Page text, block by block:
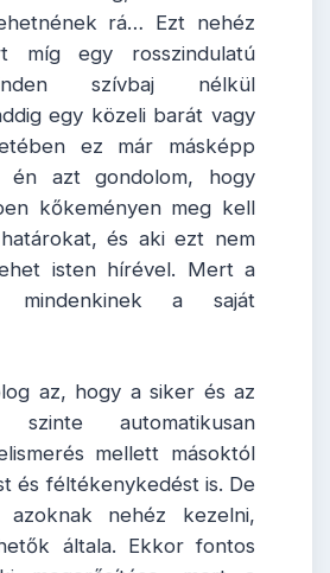
rá… Ezt nehéz
míg egy rosszindulatú
szívbaj nélkül
egy közeli barát vagy
ez már másképp
én azt gondolom, hogy
kőkeményen meg kell
és aki ezt nem
isten hírével. Mert a
mindenkinek a saját
az, hogy a siker és az
szinte automatikusan
mellett másoktól
és féltékenykedést is. De
nehéz kezelni,
általa. Ekkor fontos